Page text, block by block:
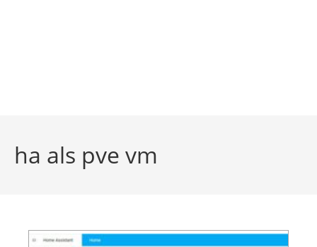
ha als pve vm